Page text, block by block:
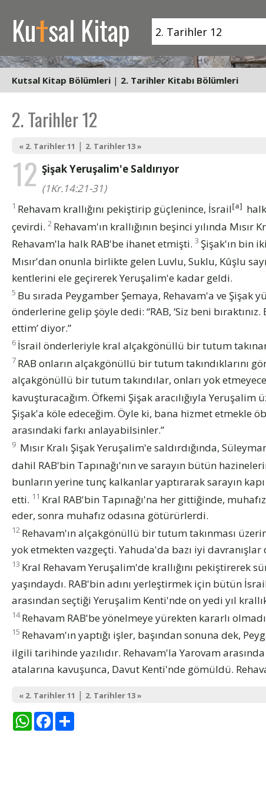
Kutsal Kitap
Kutsal Kitap Bölümleri | 2. Tarihler Kitabı Bölümleri
2. Tarihler 12
« 2. Tarihler 11 | 2. Tarihler 13 »
12 Şişak Yeruşalim'e Saldırıyor
(1Kr.14:21-31)
1 Rehavam krallığını pekiştirip güçlenince, İsrail[a]
çevirdi. 2 Rehavam'ın krallığının beşinci yılında Mısır
Rehavam'la halk RAB'be ihanet etmişti. 3 Şişak'ın bin
Mısır'dan onunla birlikte gelen Luvlu, Suklu, Kûşlu
kentlerini ele geçirerek Yeruşalim'e kadar geldi.
5 Bu sırada Peygamber Şemaya, Rehavam'a ve Şişak
önderlerine gelip şöyle dedi: “RAB, ‘Siz beni
ettim’ diyor.”
6 İsrail önderleriyle kral alçakgönüllü bir tutum
7 RAB onların alçakgönüllü bir tutum takındıklarını
alçakgönüllü bir tutum takındılar, onları yok
kavuşturacağım. Öfkemi Şişak aracılığıyla Yeruşalim
Şişak'a köle edeceğim. Öyle ki, bana hizmet etmekle
arasındaki farkı anlayabilsinler.”
9 Mısır Kralı Şişak Yeruşalim'e saldırdığında,
dahil RAB'bin Tapınağı'nın ve sarayın bütün
bunların yerine tunç kalkanlar yaptırarak sarayın
etti. 11 Kral RAB'bin Tapınağı'na her gittiğinde,
eder, sonra muhafız odasına götürürlerdi.
12 Rehavam'ın alçakgönüllü bir tutum takınması
yok etmekten vazgeçti. Yahuda'da bazı iyi davranışlar
13 Kral Rehavam Yeruşalim'de krallığını pekiştirerek
yaşındaydı. RAB'bin adını yerleştirmek için bütün
arasından seçtiği Yeruşalim Kenti'nde on yedi yıl
14 Rehavam RAB'be yönelmeye yürekten kararlı
15 Rehavam'ın yaptığı işler, başından sonuna dek,
ilgili tarihinde yazılıdır. Rehavam'la Yarovam
atalarına kavuşunca, Davut Kenti'nde gömüldü.
« 2. Tarihler 11 | 2. Tarihler 13 »
WhatsAppFacebook